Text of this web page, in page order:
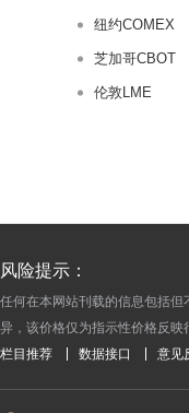
纽约COMEX
芝加哥CBOT
伦敦LME
风险提示：
任何在本网站刊载的信息包括
异，该价格仅为指示性价格反
栏目推荐 数据接口 意见